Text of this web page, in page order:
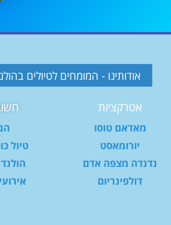
אודותינו - המומחים לטיולים בהולנד
אטרקציות
מאדאם טוסו
יורומאסט
נדנדה מצפה אדם
דולפינריום
טיול